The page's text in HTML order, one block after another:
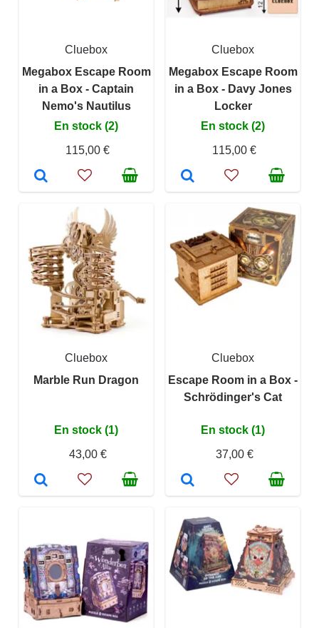
Cluebox
Megabox Escape Room
in a Box - Captain
Nemo's Nautilus
En stock (2)
115,00 €
Cluebox
Megabox Escape Room
in a Box - Davy Jones
Locker
En stock (2)
115,00 €
Cluebox
Marble Run Dragon
En stock (1)
43,00 €
Cluebox
Escape Room in a Box -
Schrödinger's Cat
En stock (1)
37,00 €